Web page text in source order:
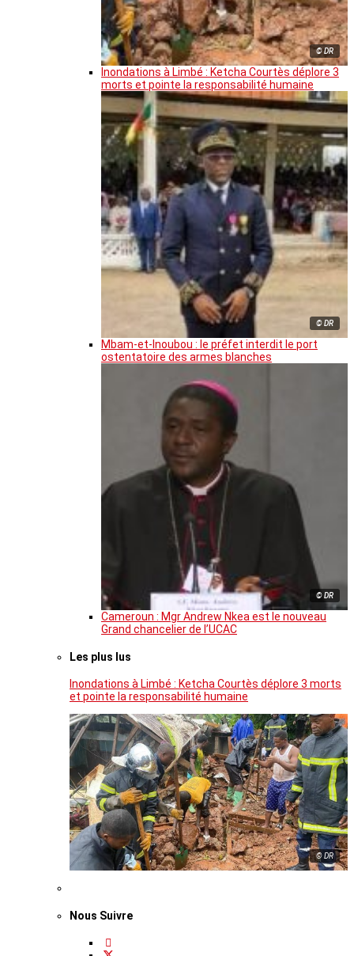
© DR
Inondations à Limbé : Ketcha Courtès déplore 3
morts et pointe la responsabilité humaine
© DR
Mbam-et-Inoubou : le préfet interdit le port
ostentatoire des armes blanches
© DR
Cameroun : Mgr Andrew Nkea est le nouveau
Grand chancelier de l’UCAC
Les plus lus
Inondations à Limbé : Ketcha Courtès déplore 3 morts
et pointe la responsabilité humaine
© DR
Nous Suivre